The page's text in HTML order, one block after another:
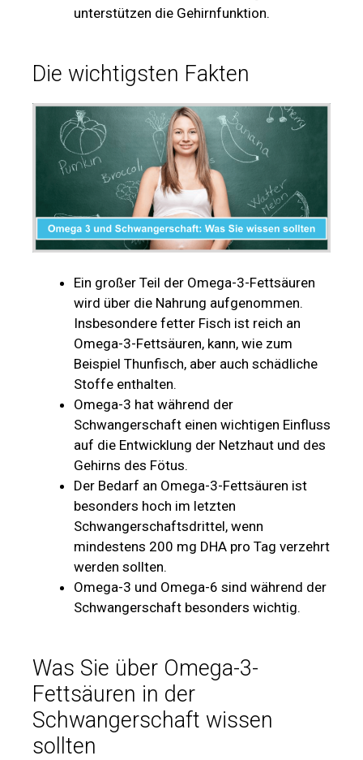
unterstützen die Gehirnfunktion.
Die wichtigsten Fakten
Ein großer Teil der Omega-3-Fettsäuren
wird über die Nahrung aufgenommen.
Insbesondere fetter Fisch ist reich an
Omega-3-Fettsäuren, kann, wie zum
Beispiel Thunfisch, aber auch schädliche
Stoffe enthalten.
Omega-3 hat während der
Schwangerschaft einen wichtigen Einfluss
auf die Entwicklung der Netzhaut und des
Gehirns des Fötus.
Der Bedarf an Omega-3-Fettsäuren ist
besonders hoch im letzten
Schwangerschaftsdrittel, wenn
mindestens 200 mg DHA pro Tag verzehrt
werden sollten.
Omega-3 und Omega-6 sind während der
Schwangerschaft besonders wichtig.
Was Sie über Omega-3-
Fettsäuren in der
Schwangerschaft wissen
sollten